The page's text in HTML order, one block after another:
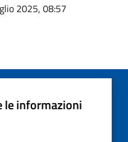
2025, 08:57
le informazioni